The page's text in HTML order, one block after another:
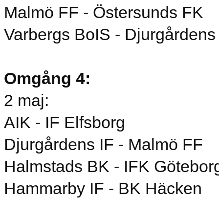
Malmö FF - Östersunds FK
Varbergs BoIS -
Omgång 4:
2 maj:
AIK - IF Elfsborg
Djurgårdens IF - Malmö FF
Halmstads BK - IFK
Hammarby IF - BK Häcken